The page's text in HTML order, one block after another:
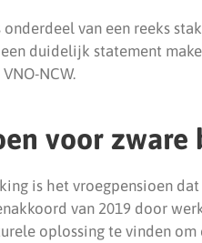
van een reeks
duidelijk statement
NCW.
voor zware
is het vroegpensioen
van 2019 door
oplossing te vinden